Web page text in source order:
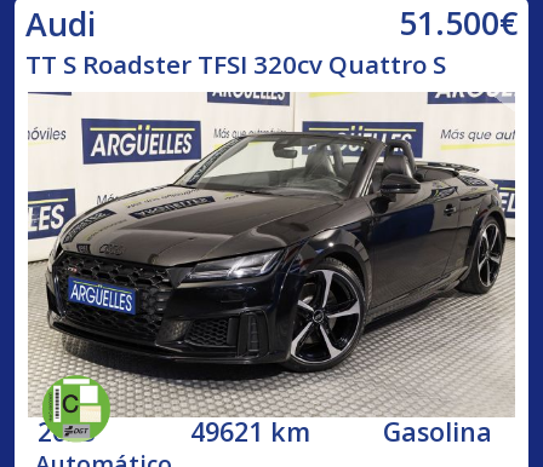
Audi 51.500€
TT S Roadster TFSI 320cv Quattro S
2023 49621 km Gasolina